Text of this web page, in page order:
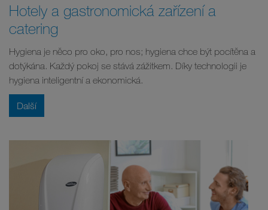
Hotely a gastronomická zařízení a
catering
Hygiena je něco pro oko, pro nos; hygiena chce být pocítěna a
dotýkána. Každý pokoj se stává zážitkem. Díky technologii je
hygiena inteligentní a ekonomická.
Další